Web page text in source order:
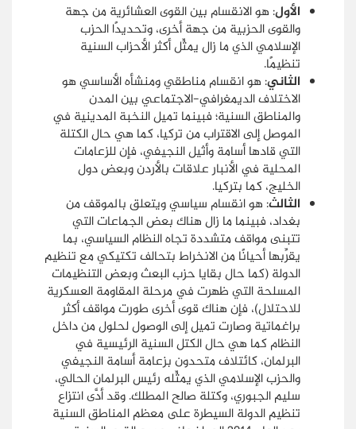
الأول: هو الانقسام بين القوى العشائرية من جهة
والقوى الحزبية من جهة أخرى، وتحديدًا الحزب
الإسلامي الذي ما زال يمثِّل أكثر الأحزاب السنية
تنظيمًا.
الثاني: هو انقسام مناطقي ومنشأه الأساسي هو
الاختلاف الديمغرافي-الاجتماعي بين المدن
والمناطق السنية؛ فبينما تميل النخبة المدينية في
الموصل إلى الاقتراب من تركيا، كما هي حال الكتلة
التي قادها أسامة وأثيل النجيفي، فإن للزعامات
المحلية في الأنبار علاقات بالأردن وبعض دول
الخليج، كما بتركيا.
الثالث: هو انقسام سياسي ويتعلق بالموقف من
بغداد، فبينما ما زال هناك بعض الجماعات التي
تتبنى مواقف متشددة تجاه النظام السياسي، بما
يقرِّبها أحيانًا من الانخراط بتحالف تكتيكي مع تنظيم
الدولة (كما حال بقايا حزب البعث وبعض التنظيمات
المسلحة التي ظهرت في مرحلة المقاومة العسكرية
للاحتلال)، فإن هناك قوى أخرى طورت مواقف أكثر
براغماتية وصارت تميل إلى الوصول لحلول من داخل
النظام كما هي حال الكتل السنية الرئيسية في
البرلمان، كائتلاف متحدون بزعامة أسامة النجيفي
والحزب الإسلامي الذي يمثِّله رئيس البرلمان الحالي،
سليم الجبوري، وكتلة صالح المطلك. وقد أدَّى انتزاع
تنظيم الدولة السيطرة على معظم المناطق السنية